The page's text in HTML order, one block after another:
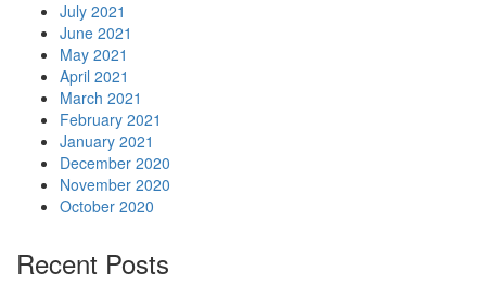
July 2021
June 2021
May 2021
April 2021
March 2021
February 2021
January 2021
December 2020
November 2020
October 2020
Recent Posts